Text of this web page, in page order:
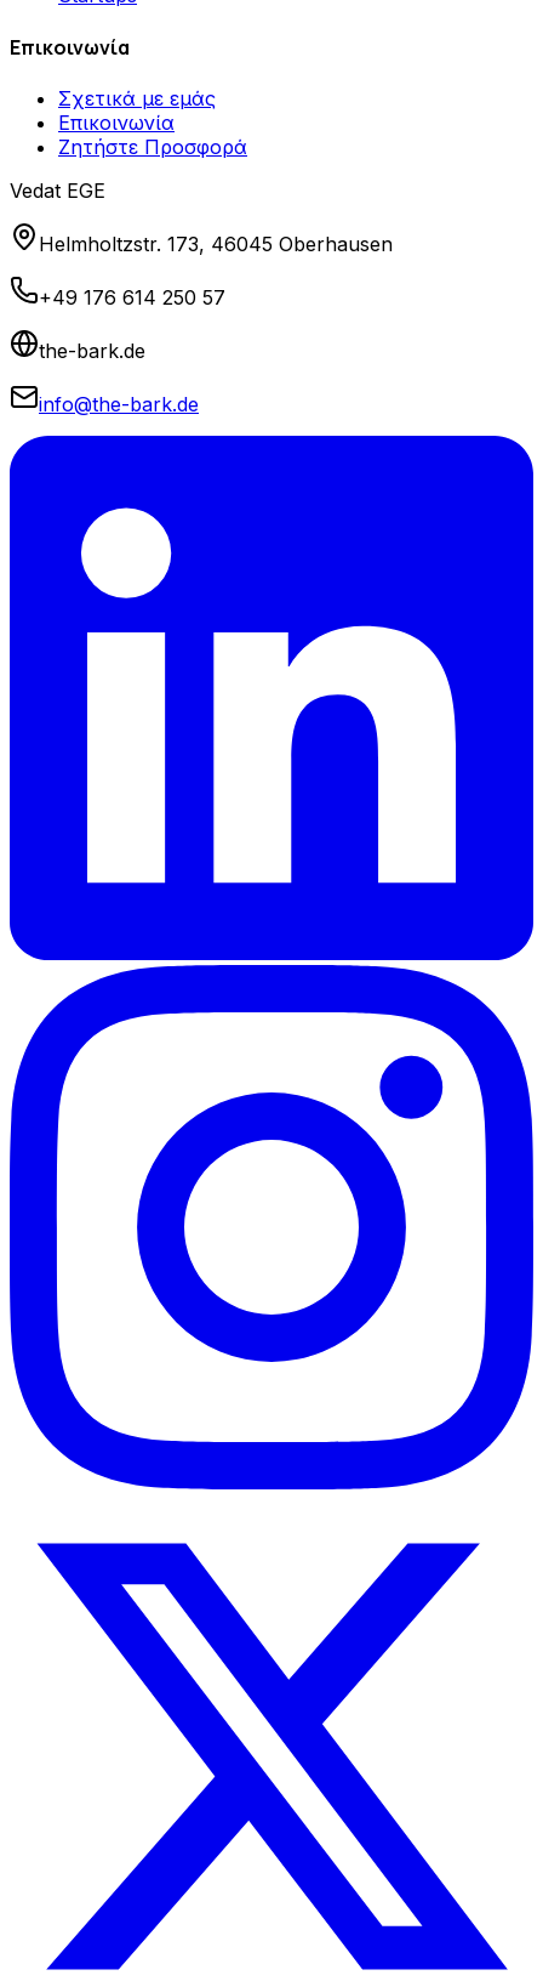
Επικοινωνία
Σχετικά με εμάς
Επικοινωνία
Ζητήστε Προσφορά
Vedat EGE
Helmholtzstr. 173, 46045 Oberhausen
+49 176 614 250 57
the-bark.de
info@the-bark.de